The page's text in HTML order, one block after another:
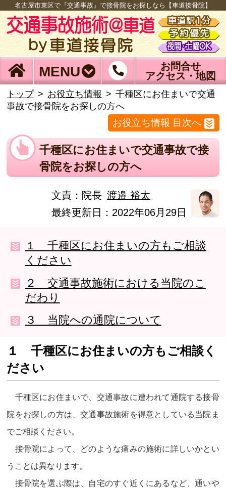
名古屋市東区で『交通事故』で接骨院をお探しなら【車道接骨院】
MENU
お問合せ
アクセス・地図
トップ お役立ち情報
千種区にお住まいで交通
事故で接骨院をお探しの方へ
お役立ち情報 目次へ
千種区にお住まいで交通事故で接
骨院をお探しの方へ
文責： 院長 渡邉 裕太
最終更新日：2022年06月29日
１ 千種区にお住まいの方もご相談
ください
２ 交通事故施術における当院のこ
だわり
３ 当院への通院について
１ 千種区にお住まいの方もご相談く
ださい
千種区にお住まいで、交通事故に遭われて通院する接骨
院をお探しの方は、交通事故施術を得意としている当院ま
でご相談ください。
接骨院によって、どのような痛みの施術に詳しいかとい
うことは異なります。
接骨院を選ぶ際は、自宅のすぐ近くにあるなど、通いや